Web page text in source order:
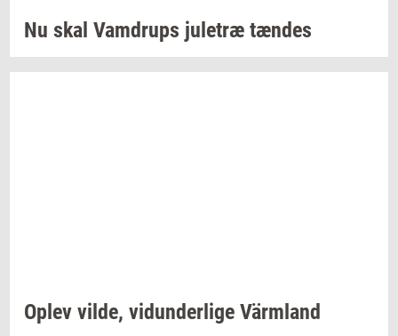
Nu skal Vam­d­rups ju­le­træ tæn­des
Oplev vilde, vi­dun­der­li­ge Värmland